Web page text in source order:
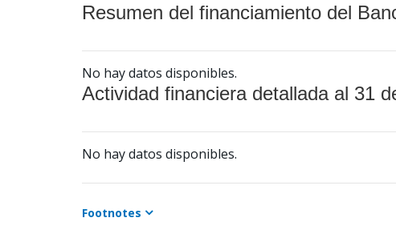
Resumen del financiamiento del
No hay datos disponibles.
Actividad financiera detallada al 31
No hay datos disponibles.
Footnotes